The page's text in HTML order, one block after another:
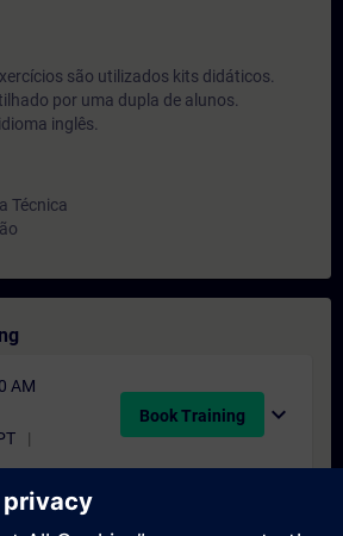
são utilizados kits didáticos.
por uma dupla de alunos.
inglês.
Técnica
AM
Book Training expand_more
AM